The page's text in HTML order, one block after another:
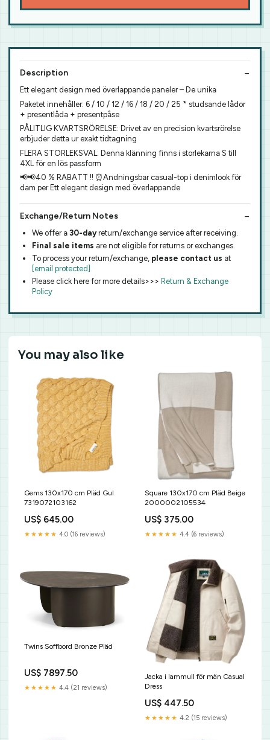
Description
Ett elegant design med överlappande paneler – De unika
Paketet innehåller: 6 / 10 / 12 / 16 / 18 / 20 / 25 * studsande lådor
+ presentlåda + presentpåse
PÅLITLIG KVARTSRÖRELSE: Drivet av en precision kvartsrörelse
erbjuder detta ur exakt tidtagning
FLERA STORLEKSVAL: Denna klänning finns i storlekarna S till
4XL för en lös passform
📢📢40 % RABATT !! ⏰Andningsbar casual-top i denimlook för
dam per Ett elegant design med överlappande
Exchange/Return Notes
We offer a 30-dayreturn/exchange service after receiving.
Final sale items are not eligible for returns or exchanges.
To process your return/exchange, please contact us at
[email protected]
Please click here for more details>>> Return & Exchange
Policy
You may also like
Gems 130x170 cm Pläd Gul
7319072103162
US$ 645.00
★★★★★ 4.0 (16 reviews)
Square 130x170 cm Pläd Beige
2000002105534
US$ 375.00
★★★★★ 4.4 (6 reviews)
Twins Soffbord Bronze Pläd
US$ 7897.50
★★★★★ 4.4 (21 reviews)
Jacka i lammull för män Casual
Dress
US$ 447.50
★★★★★ 4.2 (15 reviews)